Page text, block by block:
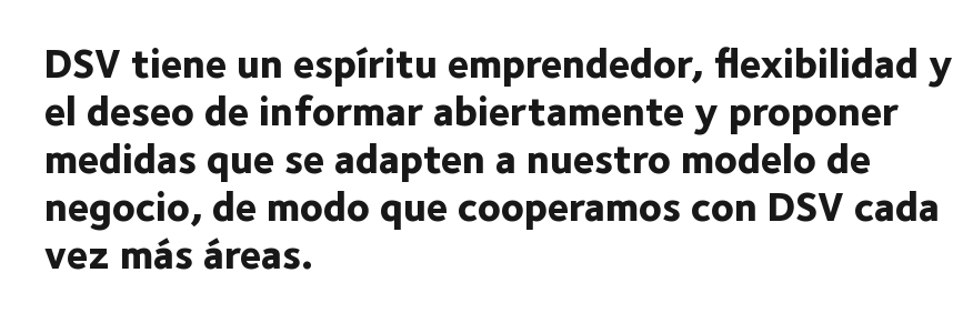
DSV tiene un espíritu emprendedor, flexibilidad y
el deseo de informar abiertamente y proponer
medidas que se adapten a nuestro modelo de
negocio, de modo que cooperamos con DSV cada
vez más áreas.